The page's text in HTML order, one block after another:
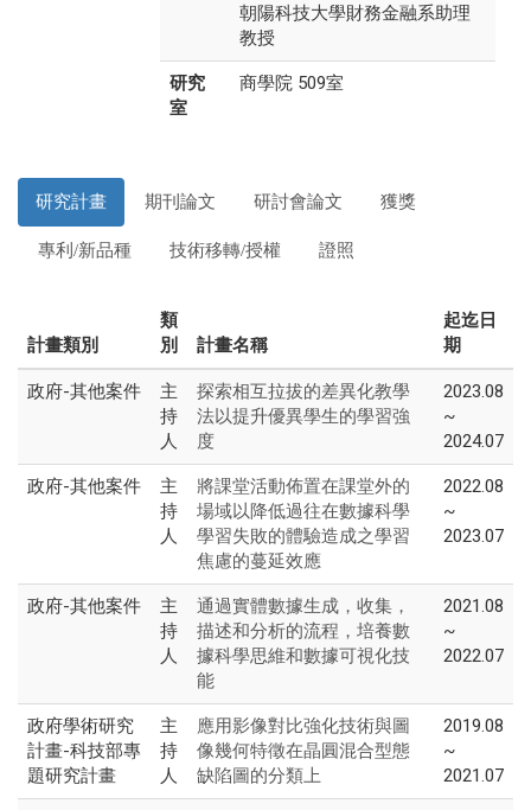
朝陽科技大學財務金融系助理
教授
研究
室
商學院 509室
研究計畫 期刊論文 研討會論文 獲獎
專利/新品種 技術移轉/授權 證照
計畫類別
類
別
計畫名稱
起迄日
期
政府-其他案件
主
持
人
探索相互拉拔的差異化教學
法以提升優異學生的學習強
度
2023.08
~
2024.07
政府-其他案件
主
持
人
將課堂活動佈置在課堂外的
場域以降低過往在數據科學
學習失敗的體驗造成之學習
焦慮的蔓延效應
2022.08
~
2023.07
政府-其他案件
主
持
人
通過實體數據生成，收集，
描述和分析的流程，培養數
據科學思維和數據可視化技
能
2021.08
~
2022.07
政府學術研究
計畫-科技部專
題研究計畫
主
持
人
應用影像對比強化技術與圖
像幾何特徵在晶圓混合型態
缺陷圖的分類上
2019.08
~
2021.07